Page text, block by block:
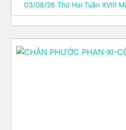
03/08/26 Thứ Hai Tuần XVIII